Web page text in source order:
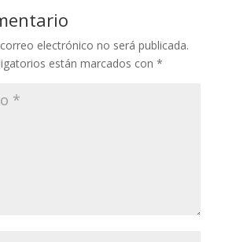
electrónico no será publicada.
están marcados con *